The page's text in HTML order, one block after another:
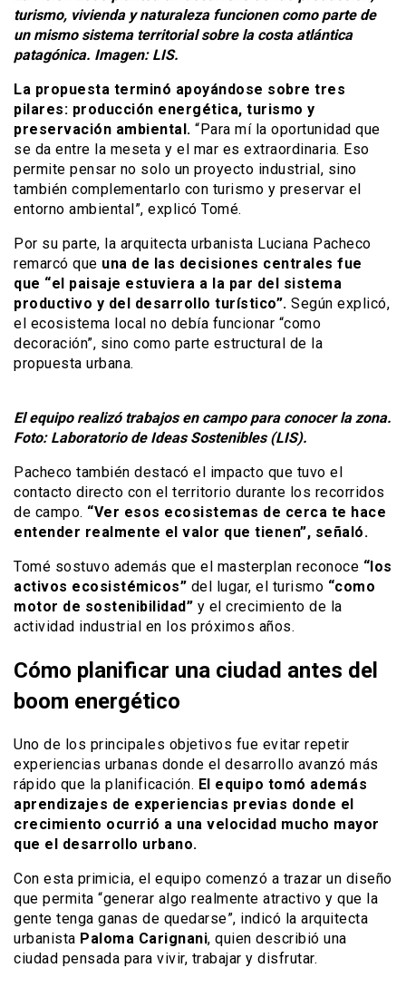
turismo, vivienda y naturaleza funcionen como parte de
un mismo sistema territorial sobre la costa atlántica
patagónica. Imagen: LIS.
La propuesta terminó apoyándose sobre tres
pilares: producción energética, turismo y
preservación ambiental. “Para mí la oportunidad que
se da entre la meseta y el mar es extraordinaria. Eso
permite pensar no solo un proyecto industrial, sino
también complementarlo con turismo y preservar el
entorno ambiental”, explicó Tomé.
Por su parte, la arquitecta urbanista Luciana Pacheco
remarcó que una de las decisiones centrales fue
que “el paisaje estuviera a la par del sistema
productivo y del desarrollo turístico”. Según explicó,
el ecosistema local no debía funcionar “como
decoración”, sino como parte estructural de la
propuesta urbana.
El equipo realizó trabajos en campo para conocer la zona.
Foto: Laboratorio de Ideas Sostenibles (LIS).
Pacheco también destacó el impacto que tuvo el
contacto directo con el territorio durante los recorridos
de campo. “Ver esos ecosistemas de cerca te hace
entender realmente el valor que tienen”, señaló.
Tomé sostuvo además que el masterplan reconoce “los
activos ecosistémicos” del lugar, el turismo “como
motor de sostenibilidad” y el crecimiento de la
actividad industrial en los próximos años.
Cómo planificar una ciudad antes del
boom energético
Uno de los principales objetivos fue evitar repetir
experiencias urbanas donde el desarrollo avanzó más
rápido que la planificación. El equipo tomó además
aprendizajes de experiencias previas donde el
crecimiento ocurrió a una velocidad mucho mayor
que el desarrollo urbano.
Con esta primicia, el equipo comenzó a trazar un diseño
que permita “generar algo realmente atractivo y que la
gente tenga ganas de quedarse”, indicó la arquitecta
urbanista Paloma Carignani, quien describió una
ciudad pensada para vivir, trabajar y disfrutar.